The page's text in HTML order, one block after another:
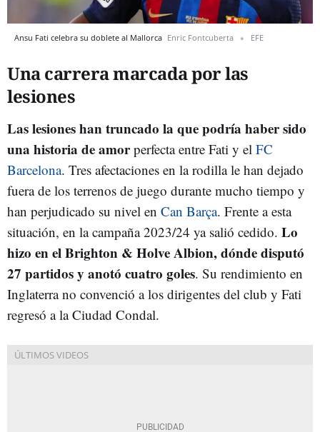
Ansu Fati celebra su doblete al Mallorca Enric Fontcuberta EFE
Una carrera marcada por las
lesiones
Las lesiones han truncado la que podría haber sido
una historia de amorperfecta entre Fati y el FC
Barcelona. Tres afectaciones en la rodilla le han dejado
fuera de los terrenos de juego durante mucho tiempo y
han perjudicado su nivel en Can Barça. Frente a esta
situación, en la campaña 2023/24 ya salió cedido. Lo
hizo en el Brighton & Holve Albion, dónde disputó
27 partidos y anotó cuatro goles. Su rendimiento en
Inglaterra no convenció a los dirigentes del club y Fati
regresó a la Ciudad Condal.